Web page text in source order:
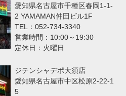
愛知県名古屋市千種区春岡1-1-
2 YAMAMAN仲田ビル1F
TEL：052-734-3340
営業時間：10:00～19:30
定休日：火曜日
ジテンシャデポ大須店
愛知県名古屋市中区松原2-22-1
5